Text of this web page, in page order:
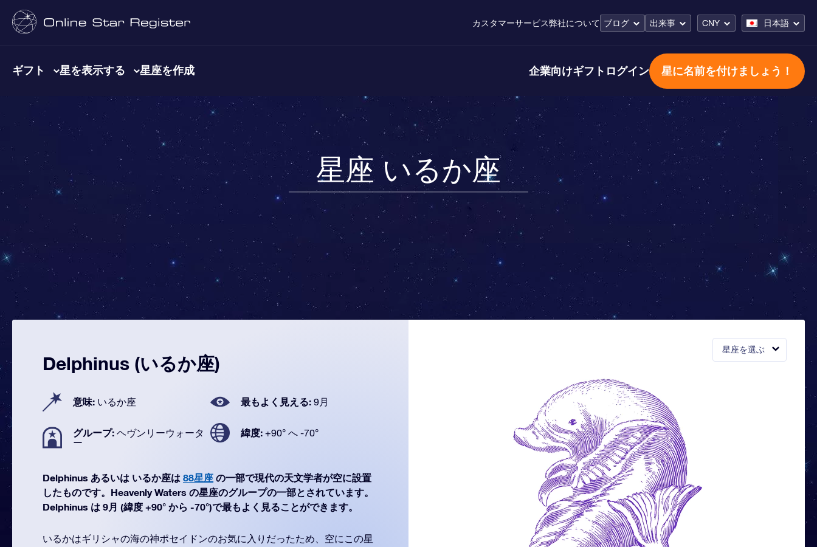
カスタマーサービス弊社について ブログ 出来事 CNY 日本語
ギフト 星を表示する 星座を作成 企業向けギフト ログイン 星に名前を付けましょう！
星座 いるか座
星座を選ぶ
Delphinus (いるか座)
意味: いるか座 最もよく見える: 9月
グループ: ヘヴンリーウォータ
ー
緯度: +90° へ -70°
Delphinus あるいは いるか座は 88星座 の一部で現代の天文学者が空に設置
したものです。Heavenly Waters の星座のグループの一部とされています。
Delphinus は 9月 (緯度 +90° から -70°)で最もよく見ることができます。
いるかはギリシャの海の神ポセイドンのお気に入りだったため、空にこの星